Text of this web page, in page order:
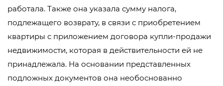
работала. Также она указала сумму налога,
подлежащего возврату, в связи с приобретением
квартиры с приложением договора купли-продажи
недвижимости, которая в действительности ей не
принадлежала. На основании представленных
подложных документов она необоснованно